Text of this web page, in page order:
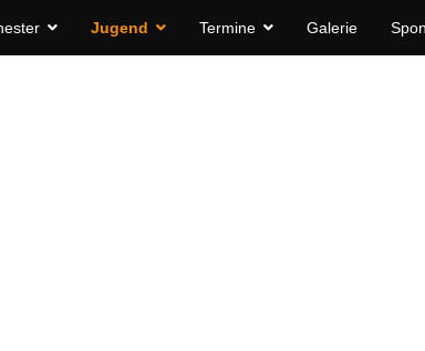
Jugend Termine Galerie